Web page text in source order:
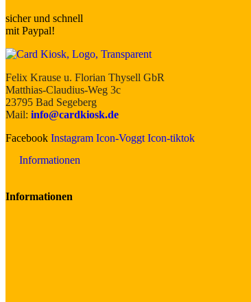
sicher und schnell
mit Paypal!
Felix Krause u. Florian Thysell GbR
Matthias-Claudius-Weg 3c
23795 Bad Segeberg
Mail: info@cardkiosk.de
Facebook Instagram Icon-Voggt Icon-tiktok
Informationen
Informationen